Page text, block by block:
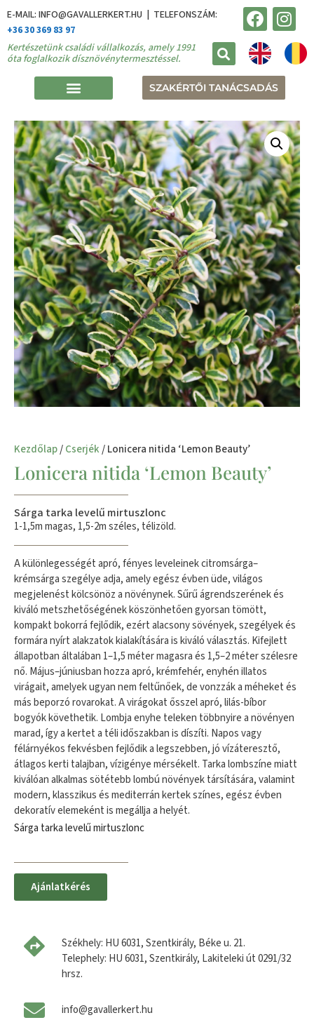
E-MAIL: INFO@GAVALLERKERT.HU | TELEFONSZÁM:
+36 30 369 83 97
Kertészetünk családi vállalkozás, amely 1991
óta foglalkozik dísznövénytermesztéssel.
SZAKÉRTŐI TANÁCSADÁS
Kezdőlap/Cserjék/ Lonicera nitida ‘Lemon Beauty’
Lonicera nitida ‘Lemon Beauty’
Sárga tarka levelű mirtuszlonc
1-1,5m magas, 1,5-2m széles, télizöld.
A különlegességét apró, fényes leveleinek citromsárga–
krémsárga szegélye adja, amely egész évben üde, világos
megjelenést kölcsönöz a növénynek. Sűrű ágrendszerének és
kiváló metszhetőségének köszönhetően gyorsan tömött,
kompakt bokorrá fejlődik, ezért alacsony sövények, szegélyek és
formára nyírt alakzatok kialakítására is kiváló választás. Kifejlett
állapotban általában 1–1,5 méter magasra és 1,5–2 méter szélesre
nő. Május–júniusban hozza apró, krémfehér, enyhén illatos
virágait, amelyek ugyan nem feltűnőek, de vonzzák a méheket és
más beporzó rovarokat. A virágokat ősszel apró, lilás​-bíbor
bogyók követhetik. Lombja enyhe teleken többnyire a növényen
marad, így a kertet a téli időszakban is díszíti. Napos vagy
félárnyékos fekvésben fejlődik a legszebben, jó vízáteresztő,
átlagos kerti talajban, vízigénye mérsékelt. Tarka lombszíne miatt
kiválóan alkalmas sötétebb lombú növények társítására, valamint
modern, klasszikus és mediterrán kertek színes, egész évben
dekoratív elemeként is megállja a helyét.
Sárga tarka levelű mirtuszlonc
Ajánlatkérés
Székhely: HU 6031, Szentkirály, Béke u. 21.
Telephely: HU 6031, Szentkirály, Lakiteleki út 0291/32
hrsz.
info@gavallerkert.hu